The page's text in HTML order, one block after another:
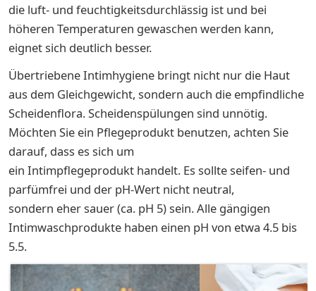
die luft- und feuchtigkeitsdurchlässig ist und bei
höheren Temperaturen gewaschen werden kann,
eignet sich deutlich besser.
Übertriebene Intimhygiene bringt nicht nur die Haut
aus dem Gleichgewicht, sondern auch die empfindliche
Scheidenflora. Scheidenspülungen sind unnötig.
Möchten Sie ein Pflegeprodukt benutzen, achten Sie
darauf, dass es sich um
ein Intimpflegeprodukt handelt. Es sollte seifen- und
parfümfrei und der pH-Wert nicht neutral,
sondern eher sauer (ca. pH 5) sein. Alle gängigen
Intimwaschprodukte haben einen pH von etwa 4.5 bis
5.5.